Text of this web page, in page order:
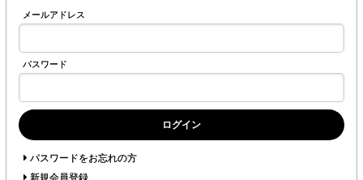
メールアドレス
パスワード
ログイン
パスワードをお忘れの方
新規会員登録